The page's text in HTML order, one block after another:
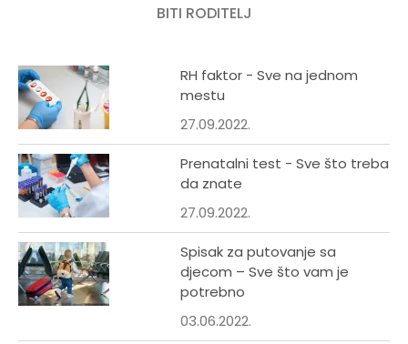
BITI RODITELJ
RH faktor - Sve na jednom
mestu
27.09.2022.
Prenatalni test - Sve što treba
da znate
27.09.2022.
Spisak za putovanje sa
djecom – Sve što vam je
potrebno
03.06.2022.